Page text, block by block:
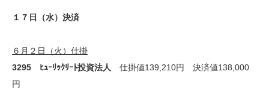
１７日（水）決済
６月２日（火）仕掛
3295 ﾋｭｰﾘｯｸﾘｰﾄ投資法人
仕掛値139,210円 決済値138,000
円